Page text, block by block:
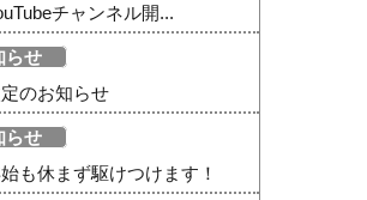
チャンネル開...
らせ
のお知らせ
らせ
も休まず駆けつけます！